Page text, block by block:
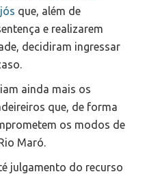
que, além de
e realizarem
decidiram ingressar
ainda mais os
que, de forma
os modos de
Maró.
julgamento do recurso